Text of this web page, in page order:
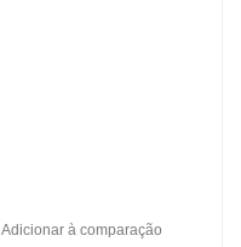
Adicionar à comparação